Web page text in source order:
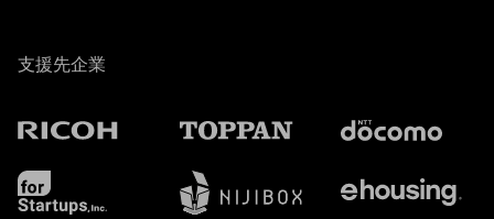
支援先企業